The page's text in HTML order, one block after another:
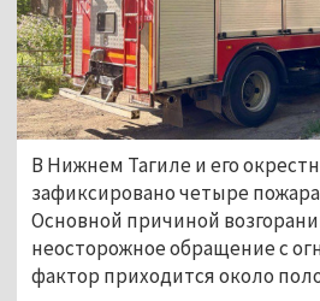
В Нижнем Тагиле и его
зафиксировано четыре
Основной причиной
неосторожное обращение с
фактор приходится около